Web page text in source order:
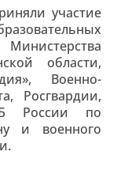
участие
области,
Военно-
Росгвардии,
России по
и военного